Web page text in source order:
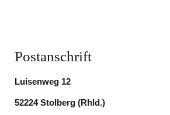
Postanschrift
Luisenweg 12
52224 Stolberg (Rhld.) ​